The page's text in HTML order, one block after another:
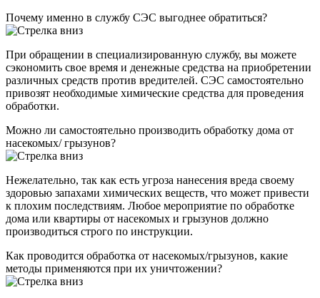
Почему именно в службу СЭС выгоднее обратиться?
При обращении в специализированную службу, вы можете
сэкономить свое время и денежные средства на приобретении
различных средств против вредителей. СЭС самостоятельно
привозят необходимые химические средства для проведения
обработки.
Можно ли самостоятельно производить обработку дома от
насекомых/ грызунов?
Нежелательно, так как есть угроза нанесения вреда своему
здоровью запахами химических веществ, что может привести
к плохим последствиям. Любое мероприятие по обработке
дома или квартиры от насекомых и грызунов должно
производиться строго по инструкции.
Как проводится обработка от насекомых/грызунов, какие
методы применяются при их уничтожении?